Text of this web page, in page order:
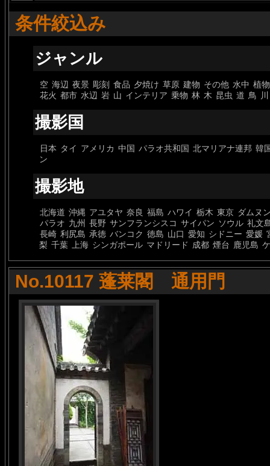
条件絞込み
ジャンル
空 海辺 夜景 彫刻 食品 夕焼け 草原 建物 その他 水中 植物
花火 都市 水辺 岩 山 インテリア 乗物 林 木 昆虫 道 鳥 川
撮影国
日本 タイ アメリカ 中国 パラオ共和国 北マリアナ連邦 韓
ン
撮影地
北海道 沖縄 アユタヤ 奈良 福島 ハワイ 栃木 東京 ダムヌ
パラオ 九州 長野 サンフランシスコ サイパン ソウル 礼文
長崎 利尻島 承徳 バンコク 徳島 山口 愛知 シドニー 愛媛
梨 千葉 上海 シンガポール マドリード 成都 煙台 鹿児島
No.10117 蓬莱閣 通用門